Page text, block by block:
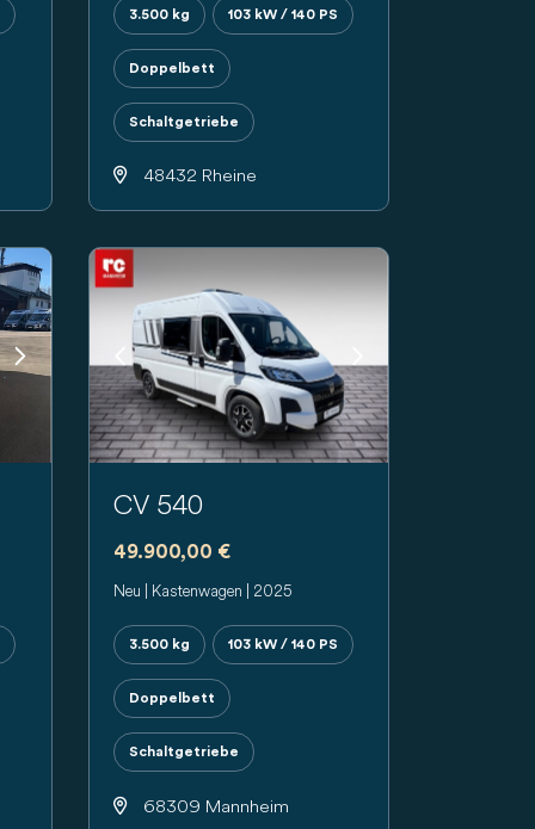
3.500 kg 103 kW / 140 PS
Doppelbett
Schaltgetriebe
48432 Rheine
Next Previous Next
CV 540
49.900,00 €
Neu | Kastenwagen | 2025
3.500 kg 103 kW / 140 PS
Doppelbett
Schaltgetriebe
68309 Mannheim